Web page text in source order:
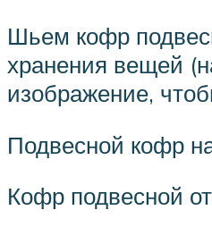
Шьем кофр
хранения вещей
изображение,
Подвесной кофр
Кофр подвесной